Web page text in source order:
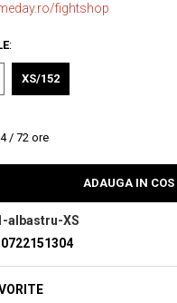
fightshop
:
XS/152
/ 72 ore
ADAUGA IN COS
albastru-XS
0722151304